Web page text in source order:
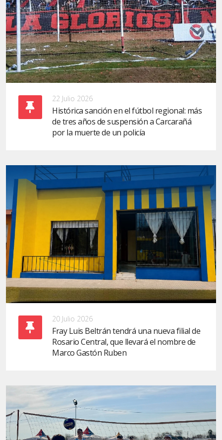
22 Julio 2026
Histórica sanción en el fútbol regional: más
de tres años de suspensión a Carcarañá
por la muerte de un policía
20 Julio 2026
Fray Luis Beltrán tendrá una nueva filial de
Rosario Central, que llevará el nombre de
Marco Gastón Ruben